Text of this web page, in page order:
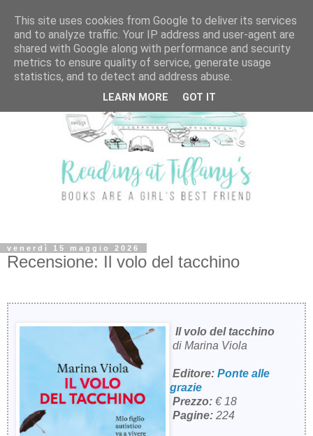
venerdì 15 maggio 2026
Recensione: Il volo del tacchino
Il volo del tacchino
di Marina Viola
Editore: Ponte alle
grazie
Prezzo:€ 18
Pagine: 224
This site uses cookies from Google to deliver its services
and to analyze traffic. Your IP address and user-agent are
shared with Google along with performance and security
metrics to ensure quality of service, generate usage
statistics, and to detect and address abuse.
LEARN MORE GOT IT